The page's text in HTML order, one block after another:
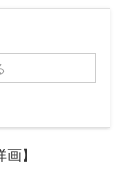
】